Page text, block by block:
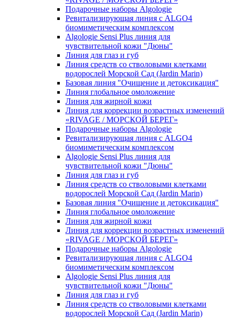
Подарочные наборы Algologie
Ревитализирующая линия с ALGO4
биомиметическим комплексом
Algologie Sensi Plus линия для
чувcтвительной кожи "Дюны"
Линия для глаз и губ
Линия средств со стволовыми клетками
водорослей Морской Сад (Jardin Marin)
Базовая линия "Очищение и детоксикация"
Линия глобальное омоложение
Линия для жирной кожи
Линия для коррекции возрастных изменений
«RIVAGE / МОРСКОЙ БЕРЕГ»
Подарочные наборы Algologie
Ревитализирующая линия с ALGO4
биомиметическим комплексом
Algologie Sensi Plus линия для
чувcтвительной кожи "Дюны"
Линия для глаз и губ
Линия средств со стволовыми клетками
водорослей Морской Сад (Jardin Marin)
Базовая линия "Очищение и детоксикация"
Линия глобальное омоложение
Линия для жирной кожи
Линия для коррекции возрастных изменений
«RIVAGE / МОРСКОЙ БЕРЕГ»
Подарочные наборы Algologie
Ревитализирующая линия с ALGO4
биомиметическим комплексом
Algologie Sensi Plus линия для
чувcтвительной кожи "Дюны"
Линия для глаз и губ
Линия средств со стволовыми клетками
водорослей Морской Сад (Jardin Marin)